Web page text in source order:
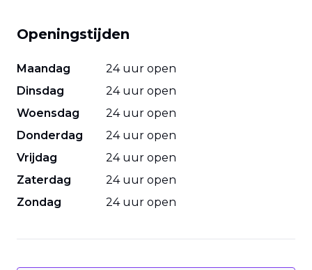
Openingstijden
Maandag
24 uur open
Dinsdag
24 uur open
Woensdag
24 uur open
Donderdag
24 uur open
Vrijdag
24 uur open
Zaterdag
24 uur open
Zondag
24 uur open